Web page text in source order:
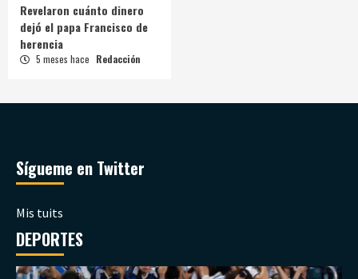
Revelaron cuánto dinero
dejó el papa Francisco de
herencia
5 meses hace Redacción
Sígueme en Twitter
Mis tuits
DEPORTES